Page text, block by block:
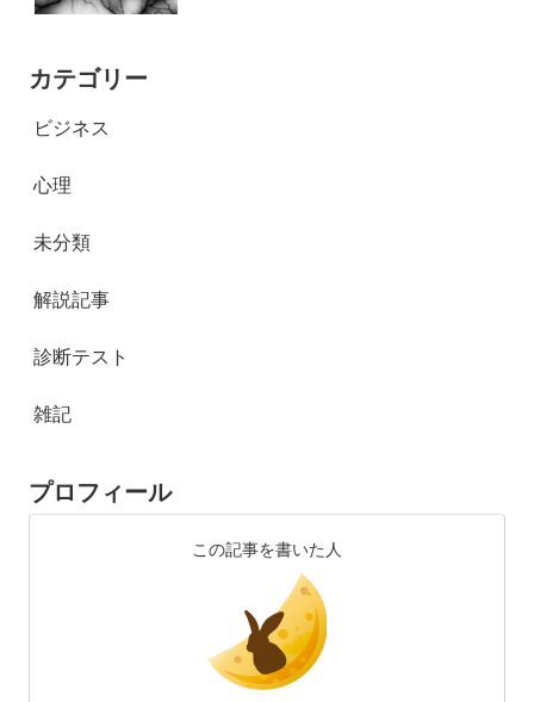
カテゴリー
ビジネス
心理
未分類
解説記事
診断テスト
雑記
プロフィール
この記事を書いた人